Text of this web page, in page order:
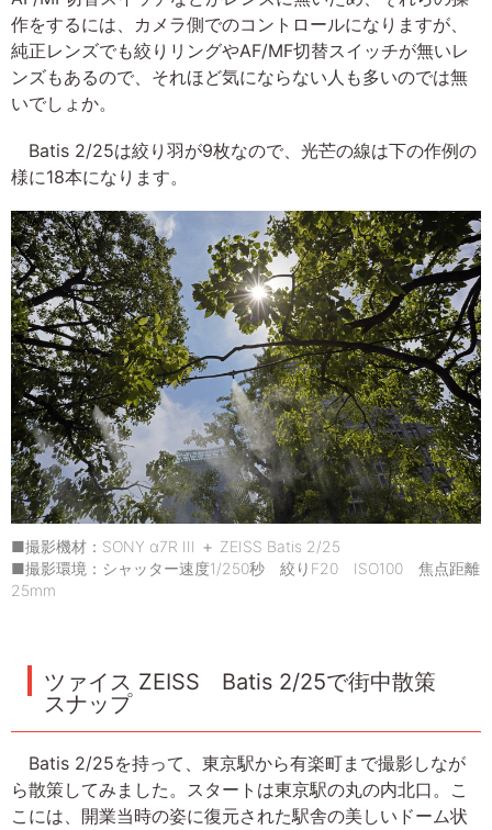
作をするには、カメラ側でのコントロールになりますが、
純正レンズでも絞りリングやAF/MF切替スイッチが無いレ
ンズもあるので、それほど気にならない人も多いのでは無
いでしょか。
Batis 2/25は絞り羽が9枚なので、光芒の線は下の作例の
様に18本になります。
■撮影機材：SONY α7R III ＋ ZEISS Batis 2/25
■撮影環境：シャッター速度1/250秒 絞りF20 ISO100 焦点距離
25mm
ツァイス ZEISS Batis 2/25で街中散策
スナップ
Batis 2/25を持って、東京駅から有楽町まで撮影しなが
ら散策してみました。スタートは東京駅の丸の内北口。こ
こには、開業当時の姿に復元された駅舎の美しいドーム状